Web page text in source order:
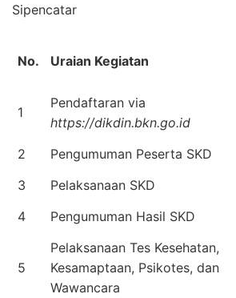
Sipencatar
No. Uraian Kegiatan
1
Pendaftaran via
https://dikdin.bkn.go.id
2
Pengumuman Peserta SKD
3
Pelaksanaan SKD
4
Pengumuman Hasil SKD
5
Pelaksanaan Tes Kesehatan,
Kesamaptaan, Psikotes, dan
Wawancara